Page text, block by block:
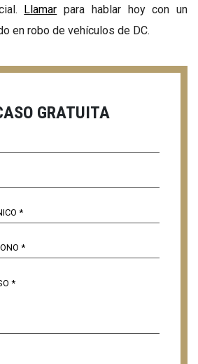
Llamar para hablar hoy con un
en robo de vehículos de DC.
GRATUITA